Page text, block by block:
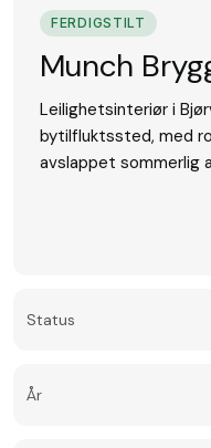
FERDIGSTILT
Munch
Leilighetsinteriør i
bytilfluktssted, med
avslappet sommerlig
Status
År